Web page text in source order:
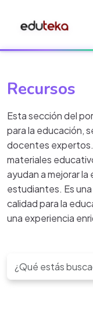
Recursos
Esta sección del
para la educación,
docentes expertos.
materiales
ayudan a mejorar la
estudiantes. Es
calidad para la
una experiencia